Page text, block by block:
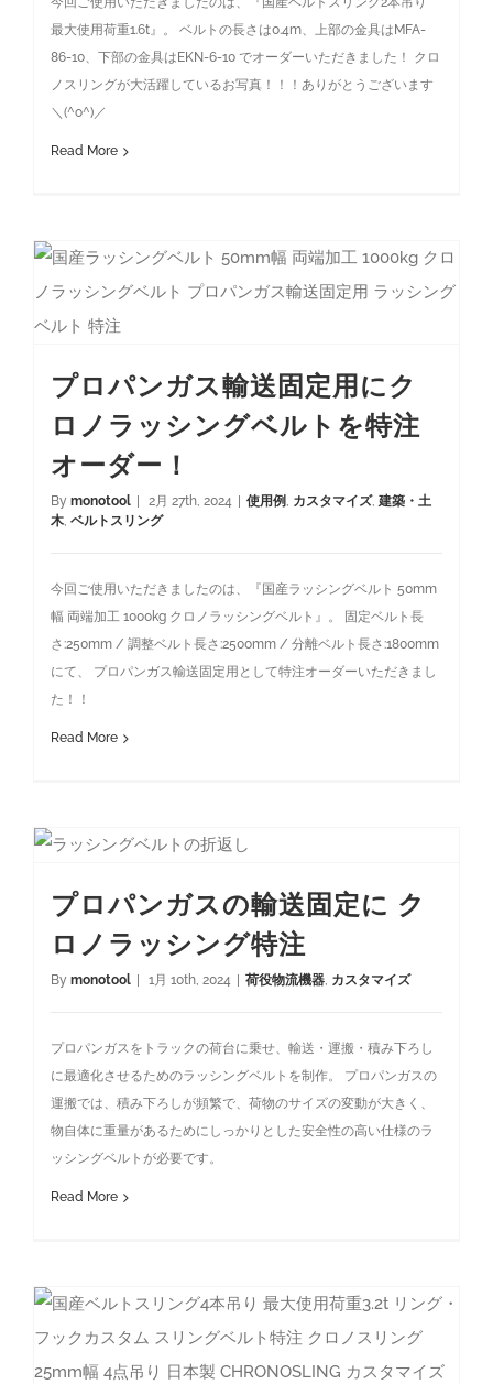
最大使用荷重1.6t』。 ベルトの長さは0.4m、上部の金具はMFA-
86-10、下部の金具はEKN-6-10 でオーダーいただきました！ クロ
ノスリングが大活躍しているお写真！！！ありがとうございます
＼(^o^)／
Read More
プロパンガス輸送固定用にク
ロノラッシングベルトを特注
オーダー！
By monotool 2月 27th, 2024 使用例, カスタマイズ, 建築・土
木, ベルトスリング
今回ご使用いただきましたのは、『国産ラッシングベルト 50mm
幅 両端加工 1000kg クロノラッシングベルト』。 固定ベルト長
さ:250mm / 調整ベルト長さ:2500mm / 分離ベルト長さ:1800mm
にて、 プロパンガス輸送固定用として特注オーダーいただきまし
た！！
Read More
プロパンガスの輸送固定に ク
ロノラッシング特注
By monotool 1月 10th, 2024 荷役物流機器, カスタマイズ
プロパンガスをトラックの荷台に乗せ、輸送・運搬・積み下ろし
に最適化させるためのラッシングベルトを制作。 プロパンガスの
運搬では、積み下ろしが頻繁で、荷物のサイズの変動が大きく、
物自体に重量があるためにしっかりとした安全性の高い仕様のラ
ッシングベルトが必要です。
Read More